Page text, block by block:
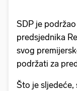
SDP je
predsjednika
svog
podržati za
Što je